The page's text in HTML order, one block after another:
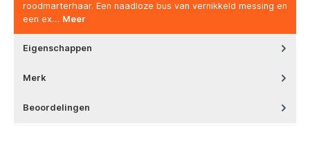
roodmarterhaar. Een naadloze bus van vernikkeld messing en
een ex… Meer
Eigenschappen
Merk
Beoordelingen